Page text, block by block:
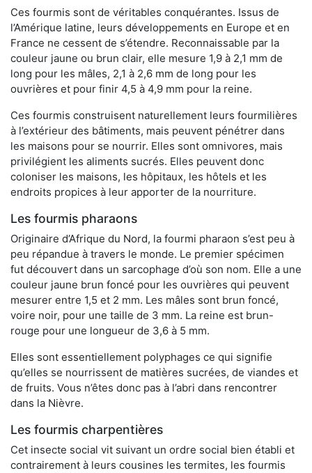
Ces fourmis sont de véritables conquérantes. Issus de
l’Amérique latine, leurs développements en Europe et en
France ne cessent de s’étendre. Reconnaissable par la
couleur jaune ou brun clair, elle mesure 1,9 à 2,1 mm de
long pour les mâles, 2,1 à 2,6 mm de long pour les
ouvrières et pour finir 4,5 à 4,9 mm pour la reine.
Ces fourmis construisent naturellement leurs fourmilières
à l’extérieur des bâtiments, mais peuvent pénétrer dans
les maisons pour se nourrir. Elles sont omnivores, mais
privilégient les aliments sucrés. Elles peuvent donc
coloniser les maisons, les hôpitaux, les hôtels et les
endroits propices à leur apporter de la nourriture.
Les fourmis pharaons
Originaire d’Afrique du Nord, la fourmi pharaon s’est peu à
peu répandue à travers le monde. Le premier spécimen
fut découvert dans un sarcophage d’où son nom. Elle a une
couleur jaune brun foncé pour les ouvrières qui peuvent
mesurer entre 1,5 et 2 mm. Les mâles sont brun foncé,
voire noir, pour une taille de 3 mm. La reine est brun-
rouge pour une longueur de 3,6 à 5 mm.
Elles sont essentiellement polyphages ce qui signifie
qu’elles se nourrissent de matières sucrées, de viandes et
de fruits. Vous n’êtes donc pas à l’abri dans rencontrer
dans la Nièvre.
Les fourmis charpentières
Cet insecte social vit suivant un ordre social bien établi et
contrairement à leurs cousines les termites, les fourmis